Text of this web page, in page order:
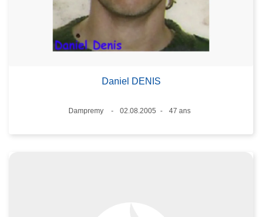
Daniel DENIS
Lieux
Dampremy
02.08.2005
47 ans